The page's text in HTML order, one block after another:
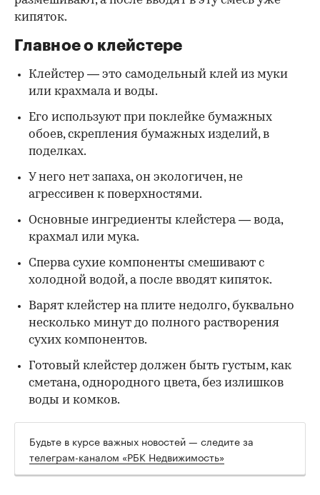
кипяток.
Главное о клейстере
Клейстер — это самодельный клей из муки
или крахмала и воды.
Его используют при поклейке бумажных
обоев, скрепления бумажных изделий, в
поделках.
У него нет запаха, он экологичен, не
агрессивен к поверхностями.
Основные ингредиенты клейстера — вода,
крахмал или мука.
Сперва сухие компоненты смешивают с
холодной водой, а после вводят кипяток.
Варят клейстер на плите недолго, буквально
несколько минут до полного растворения
сухих компонентов.
Готовый клейстер должен быть густым, как
сметана, однородного цвета, без излишков
воды и комков.
Будьте в курсе важных новостей — следите за
телеграм-каналом «РБК Недвижимость»